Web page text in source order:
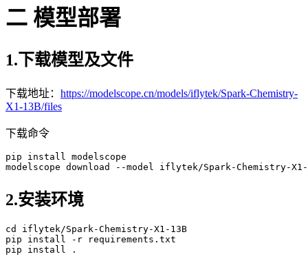
二 模型部署
1.下载模型及文件
下载地址： https://modelscope.cn/models/iflytek/Spark-Chemistry-
X1-13B/files
下载命令
pip
modelscope download --model iflytek/Spark-Chemistry-X1 -
2.安装环境
cd iflytek/Spark-Chemistry-X1 - 13
pip
pip